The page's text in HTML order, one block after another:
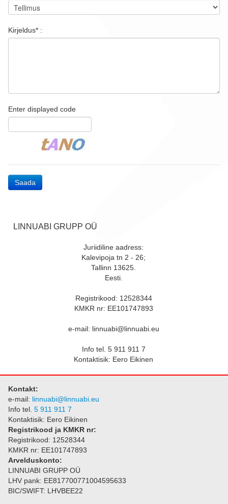
Kirjeldus* :
Enter displayed code
Saada
LINNUABI GRUPP OÜ
Juriidiline aadress:
Kalevipoja tn 2 - 26;
Tallinn 13625.
Eesti.
Registrikood: 12528344
KMKR nr: EE101747893
e-mail: linnuabi@linnuabi.eu
Info tel. 5 911 911 7
Kontaktisik: Eero Eikinen
Kontakt:
e-mail: linnuabi@linnuabi.eu
Info tel. 5 911 911 7
Kontaktisik: Eero Eikinen
Registrikood ja KMKR nr:
Registrikood: 12528344
KMKR nr: EE101747893
Arvelduskonto:
LINNUABI GRUPP OÜ
LHV pank: EE817700771004595633
BIC/SWIFT: LHVBEE22